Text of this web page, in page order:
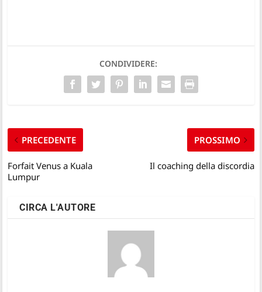
CONDIVIDERE:
PRECEDENTE
Forfait Venus a Kuala
Lumpur
PROSSIMO
Il coaching della discordia
CIRCA L'AUTORE